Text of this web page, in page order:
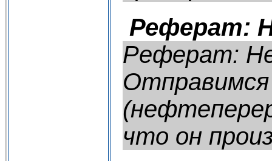
Реферат:
Реферат:
что он